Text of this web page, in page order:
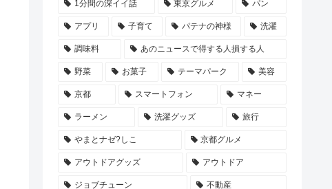
1分間の深イイ話 東京グルメ パン
アプリ 子育て パテナの神様 洗濯
調味料 あのニュースで得する人損する人
野菜 お菓子 テーマパーク 美容
京都 スマートフォン マネー
ラーメン 洗濯グッズ 旅行
やまとナゼ?しこ 京都グルメ
アウトドアグッズ アウトドア
ジョブチューン 不動産